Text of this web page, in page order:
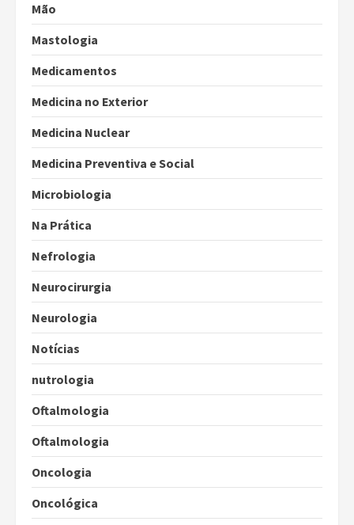
Mão
Mastologia
Medicamentos
Medicina no Exterior
Medicina Nuclear
Medicina Preventiva e Social
Microbiologia
Na Prática
Nefrologia
Neurocirurgia
Neurologia
Notícias
nutrologia
Oftalmologia
Oftalmologia
Oncologia
Oncológica